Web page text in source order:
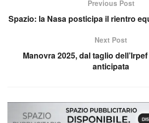
Previous Post
Spazio: la Nasa posticipa il rientro
Next Post
Manovra 2025, dal taglio
anticipata